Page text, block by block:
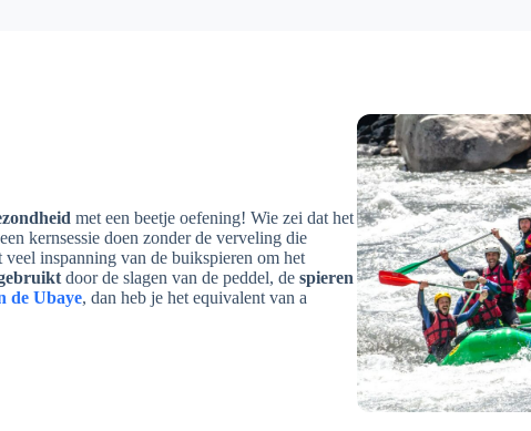
met een beetje oefening! Wie zei dat het
kernsessie doen zonder de verveling die
inspanning van de buikspieren om het
door de slagen van de peddel, de spieren
de Ubaye, dan heb je het equivalent van a